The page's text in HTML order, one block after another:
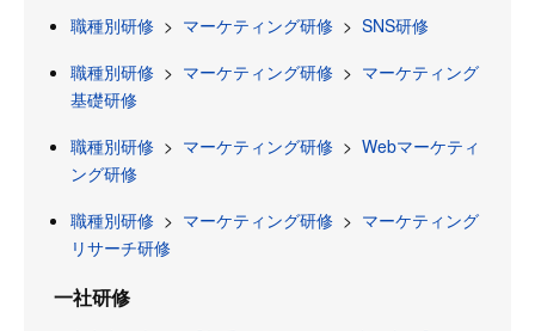
職種別研修 > マーケティング研修 > SNS研修
職種別研修 > マーケティング研修 > マーケティング
基礎研修
職種別研修 > マーケティング研修 > Webマーケティ
ング研修
職種別研修 > マーケティング研修 > マーケティング
リサーチ研修
一社研修